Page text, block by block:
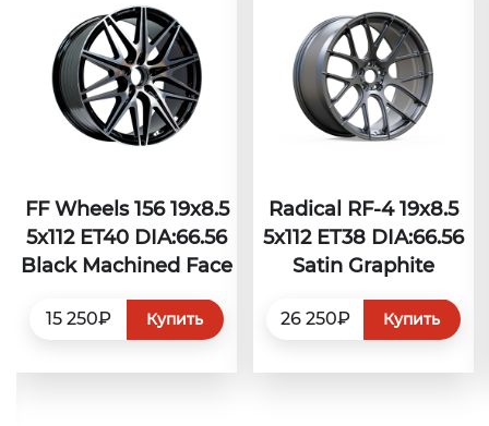
FF Wheels 156 19x8.5
5x112 ET40 DIA:66.56
Black Machined Face
15 250₽ Купить
Radical RF-4 19x8.5
5x112 ET38 DIA:66.56
Satin Graphite
26 250₽ Купить